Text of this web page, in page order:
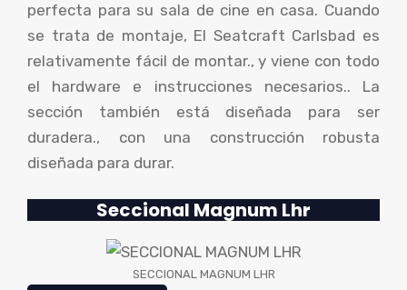
perfecta para su sala de cine en casa. Cuando
se trata de montaje, El Seatcraft Carlsbad es
relativamente fácil de montar., y viene con todo
el hardware e instrucciones necesarios.. La
sección también está diseñada para ser
duradera., con una construcción robusta
diseñada para durar.
Seccional Magnum Lhr
SECCIONAL MAGNUM LHR